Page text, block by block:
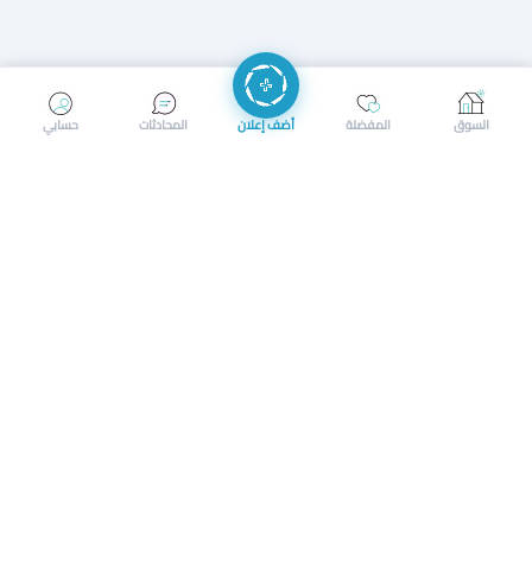
إرسال رسالة إجراء مكالمة
حسابي المحادثات أضف إعلان المفضلة السوق